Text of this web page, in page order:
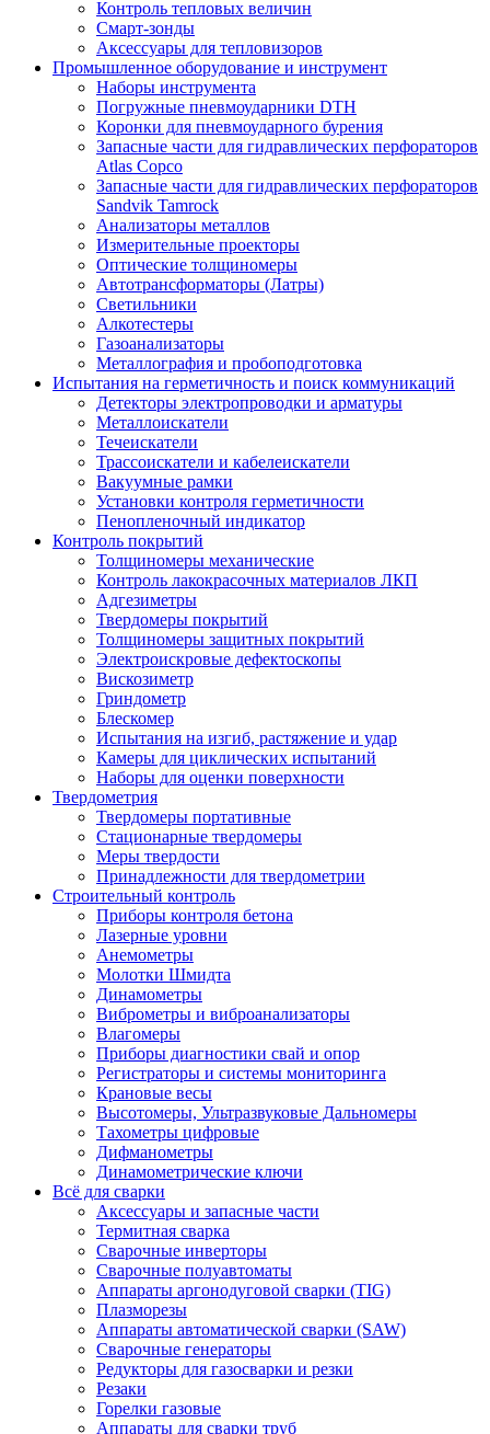
Контроль тепловых величин
Смарт-зонды
Аксессуары для тепловизоров
Промышленное оборудование и инструмент
Наборы инструмента
Погружные пневмоударники DTH
Коронки для пневмоударного бурения
Запасные части для гидравлических перфораторов
Atlas Copco
Запасные части для гидравлических перфораторов
Sandvik Tamrock
Анализаторы металлов
Измерительные проекторы
Оптические толщиномеры
Автотрансформаторы (Латры)
Светильники
Алкотестеры
Газоанализаторы
Металлография и пробоподготовка
Испытания на герметичность и поиск коммуникаций
Детекторы электропроводки и арматуры
Металлоискатели
Течеискатели
Трассоискатели и кабелеискатели
Вакуумные рамки
Установки контроля герметичности
Пенопленочный индикатор
Контроль покрытий
Толщиномеры механические
Контроль лакокрасочных материалов ЛКП
Адгезиметры
Твердомеры покрытий
Толщиномеры защитных покрытий
Электроискровые дефектоскопы
Вискозиметр
Гриндометр
Блескомер
Испытания на изгиб, растяжение и удар
Камеры для циклических испытаний
Наборы для оценки поверхности
Твердометрия
Твердомеры портативные
Стационарные твердомеры
Меры твердости
Принадлежности для твердометрии
Строительный контроль
Приборы контроля бетона
Лазерные уровни
Анемометры
Молотки Шмидта
Динамометры
Виброметры и виброанализаторы
Влагомеры
Приборы диагностики свай и опор
Регистраторы и системы мониторинга
Крановые весы
Высотомеры, Ультразвуковые Дальномеры
Тахометры цифровые
Дифманометры
Динамометрические ключи
Всё для сварки
Аксессуары и запасные части
Термитная сварка
Сварочные инверторы
Сварочные полуавтоматы
Аппараты аргонодуговой сварки (TIG)
Плазморезы
Аппараты автоматической сварки (SAW)
Сварочные генераторы
Редукторы для газосварки и резки
Резаки
Горелки газовые
Аппараты для сварки труб